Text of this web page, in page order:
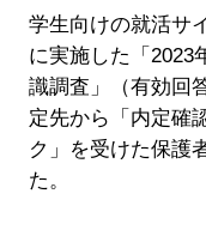
学生向けの就活サ
に実施した「2023
識調査」（有効回
定先から「内定確
ク」を受けた保護
た。